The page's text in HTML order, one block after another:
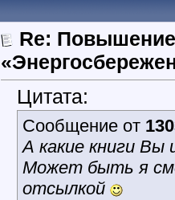
Re:
Цитата:
Сообщение от
А какие книги Вы
Может быть я
отсылкой